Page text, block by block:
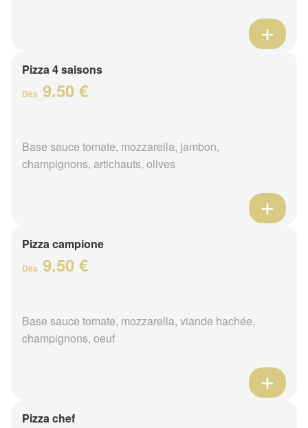
Pizza 4 saisons
Dès 9.50 €
Base sauce tomate, mozzarella, jambon,
champignons, artichauts, olives
Pizza campione
Dès 9.50 €
Base sauce tomate, mozzarella, viande hachée,
champignons, oeuf
Pizza chef